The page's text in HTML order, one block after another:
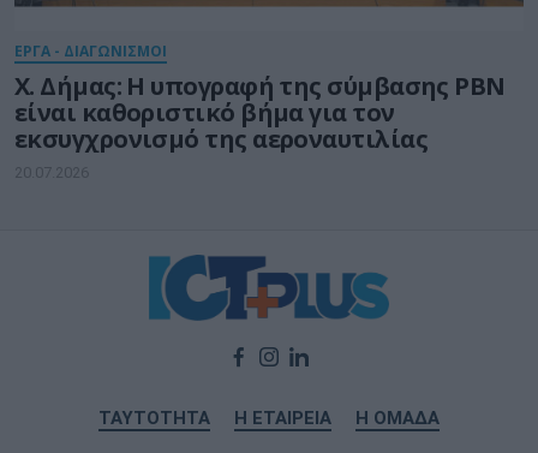
ΕΡΓΑ - ΔΙΑΓΩΝΙΣΜΟΙ
Χ. Δήμας: Η υπογραφή της σύμβασης PBN
είναι καθοριστικό βήμα για τον
εκσυγχρονισμό της αεροναυτιλίας
20.07.2026
ΤΑΥΤΟΤΗΤΑ Η ΕΤΑΙΡΕΙΑ Η ΟΜΑΔΑ